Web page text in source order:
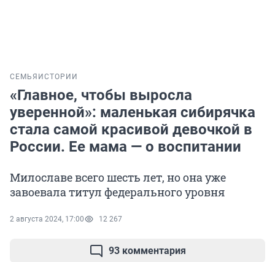
СЕМЬЯ ИСТОРИИ
«Главное, чтобы выросла
уверенной»: маленькая сибирячка
стала самой красивой девочкой в
России. Ее мама — о воспитании
Милославе всего шесть лет, но она уже
завоевала титул федерального уровня
2 августа 2024, 17:00 12 267
93 комментария